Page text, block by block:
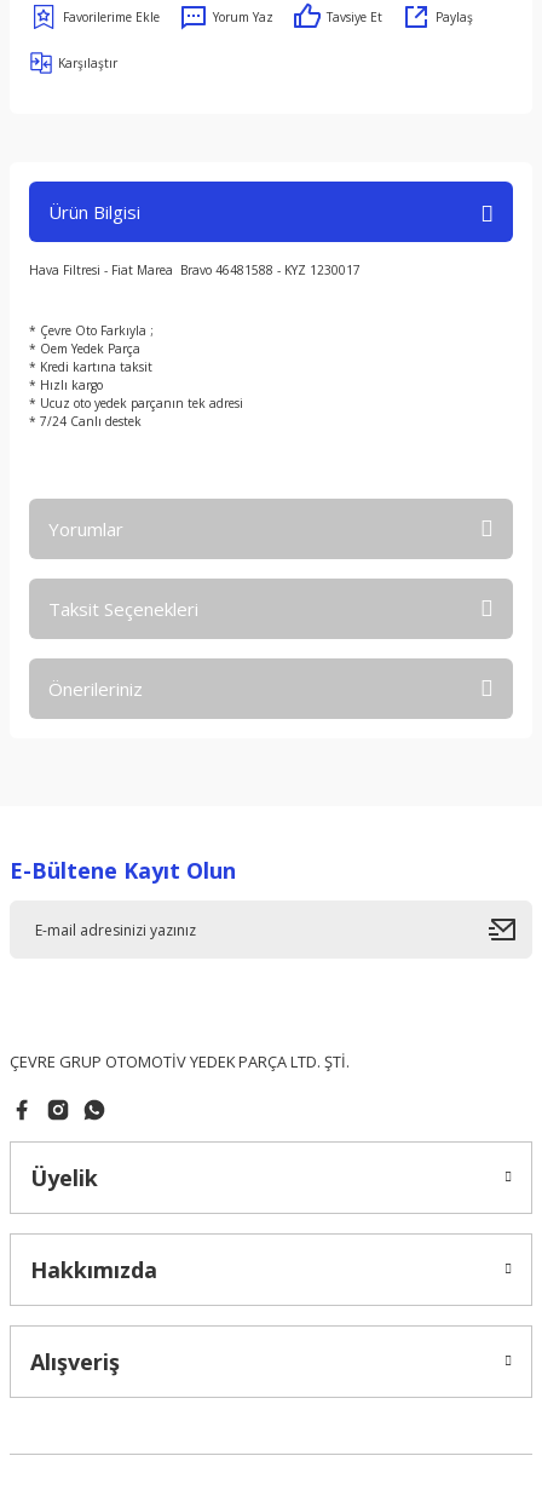
Yorum Yaz Tavsiye Et Paylaş
Karşılaştır
Ürün Bilgisi
Hava Filtresi - Fiat Marea Bravo 46481588 - KYZ 1230017
* Çevre Oto Farkıyla ;
* Oem Yedek Parça
* Kredi kartına taksit
* Hızlı kargo
* Ucuz oto yedek parçanın tek adresi
* 7/24 Canlı destek
Yorumlar
Taksit Seçenekleri
Önerileriniz
Ürün resmi kalitesiz, bozuk veya görüntülenemiyor.
E-Bültene Kayıt Olun
ÇEVRE GRUP OTOMOTİV YEDEK PARÇA LTD. ŞTİ.
Üyelik
Hakkımızda
Alışveriş